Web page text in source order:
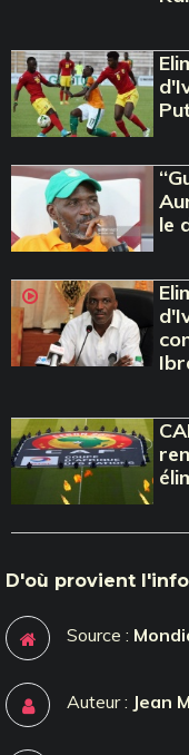
le
D'où provient l'info
Source :
Auteur : Jean